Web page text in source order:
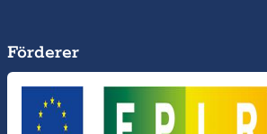
Förderer